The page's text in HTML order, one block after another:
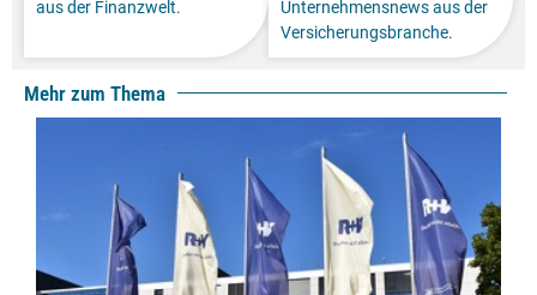
aus der Finanzwelt.
Unternehmensnews aus der
Versicherungsbranche.
Mehr zum Thema